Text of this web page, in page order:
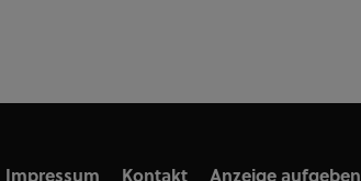
Impressum Kontakt Anzeige aufgeben